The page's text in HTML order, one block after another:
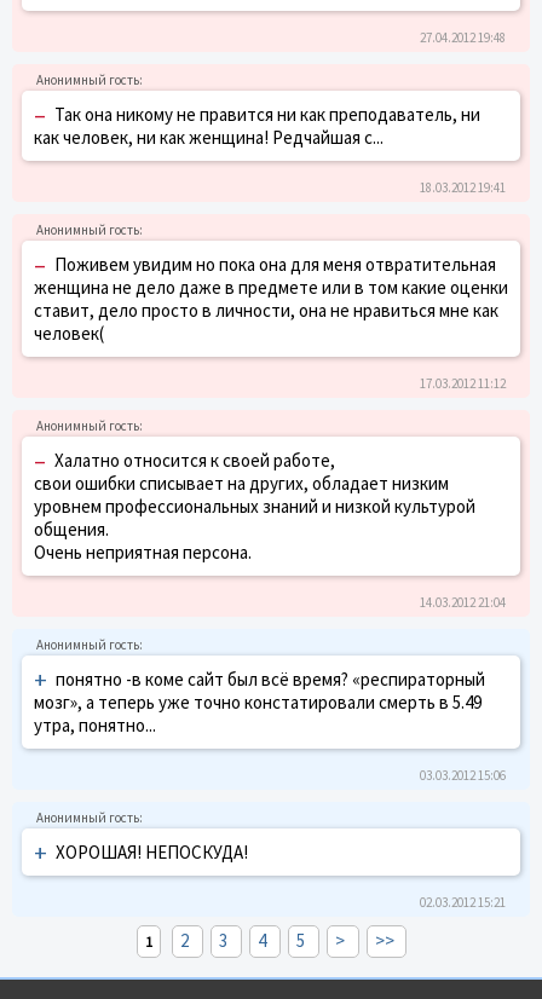
27.04.2012 19:48
– Так она никому не правится ни как преподаватель, ни
как человек, ни как женщина! Редчайшая с...
18.03.2012 19:41
– Поживем увидим но пока она для меня отвратительная
женщина не дело даже в предмете или в том какие оценки
ставит, дело просто в личности, она не нравиться мне как
человек(
17.03.2012 11:12
– Халатно относится к своей работе,
свои ошибки списывает на других, обладает низким
уровнем профессиональных знаний и низкой культурой
общения.
Очень неприятная персона.
14.03.2012 21:04
+ понятно -в коме сайт был всё время? «респираторный
мозг», а теперь уже точно констатировали смерть в 5.49
утра, понятно...
03.03.2012 15:06
+ ХОРОШАЯ! НЕПОСКУДА!
02.03.2012 15:21
1 2 3 4 5 > >>